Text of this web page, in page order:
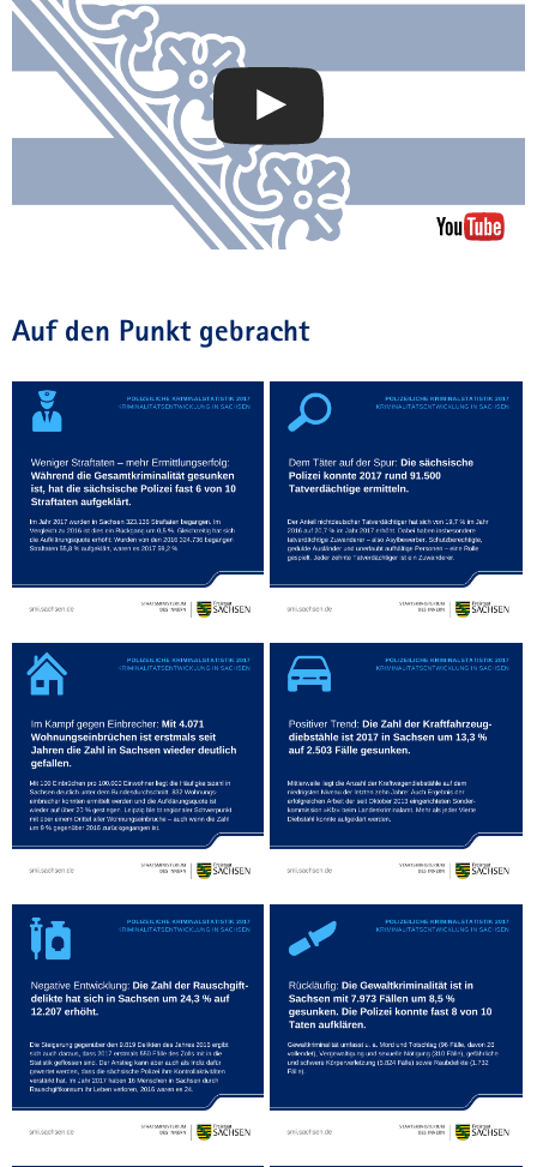
Auf den Punkt gebracht